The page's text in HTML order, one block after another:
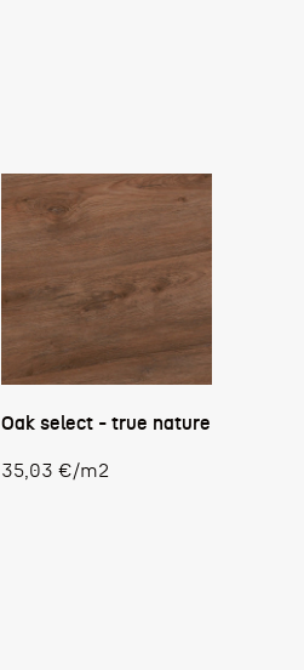
Oak select - true nature
Stückpreis
35,03 €/m2